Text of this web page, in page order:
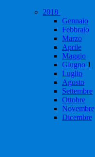
2018
Gennaio
Febbraio
Marzo
Aprile
Maggio
Giugno 1
Luglio
Agosto
Settembre
Ottobre
Novembre
Dicembre